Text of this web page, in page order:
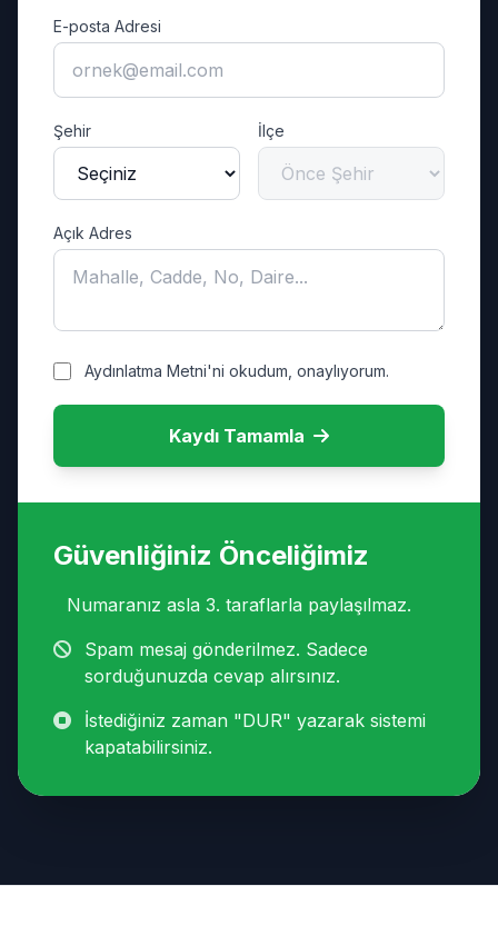
E-posta Adresi
Şehir İlçe
Açık Adres
Aydınlatma Metni'ni okudum, onaylıyorum.
Kaydı Tamamla
Güvenliğiniz Önceliğimiz
Numaranız asla 3. taraflarla paylaşılmaz.
Spam mesaj gönderilmez. Sadece
sorduğunuzda cevap alırsınız.
İstediğiniz zaman "DUR" yazarak sistemi
kapatabilirsiniz.